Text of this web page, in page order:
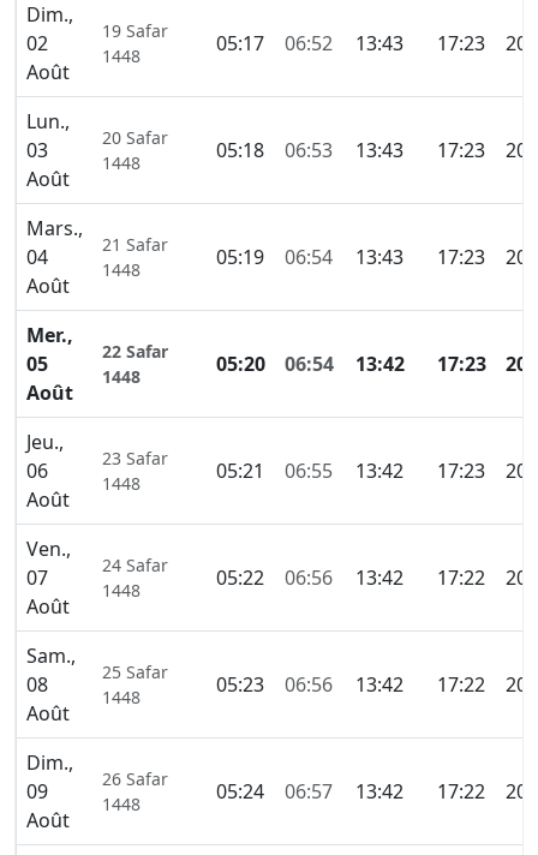
Dim.,
02
Août
19 Safar
1448
05:17 06:52 13:43 17:23
Lun.,
03
Août
20 Safar
1448
05:18 06:53 13:43 17:23
Mars.,
04
Août
21 Safar
1448
05:19 06:54 13:43 17:23
Mer.,
05
Août
22 Safar
1448
05:20 06:54 13:42 17:23
Jeu.,
06
Août
23 Safar
1448
05:21 06:55 13:42 17:23
Ven.,
07
Août
24 Safar
1448
05:22 06:56 13:42 17:22
Sam.,
08
Août
25 Safar
1448
05:23 06:56 13:42 17:22
Dim.,
09
Août
26 Safar
1448
05:24 06:57 13:42 17:22